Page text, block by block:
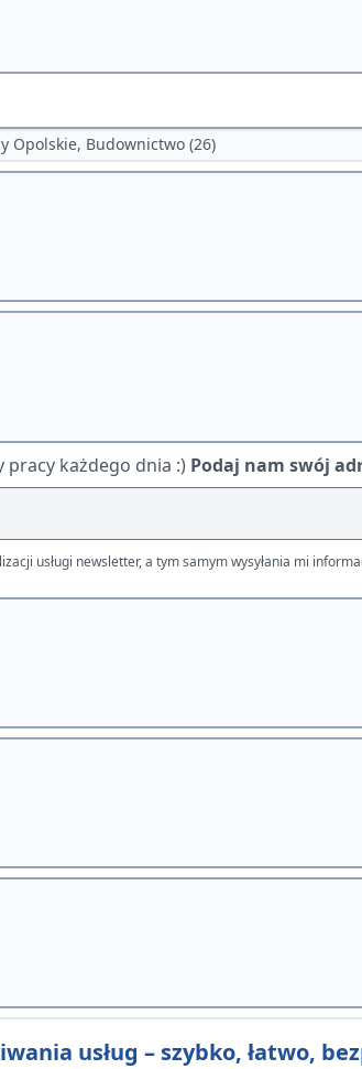
Opolskie, Budownictwo (26)
pracy każdego dnia :) Podaj nam swój
usługi newsletter, a tym samym wysyłania mi
usług – szybko, łatwo,